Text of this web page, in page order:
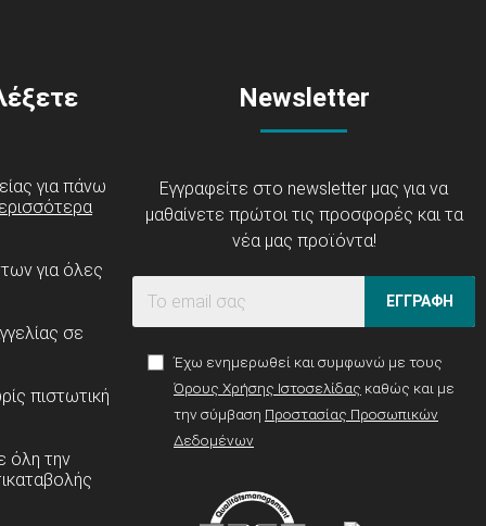
για πάνω
για όλες
σε
πιστωτική
όλη την
Newsletter
Εγγραφείτε στο newsletter μας για να
μαθαίνετε πρώτοι τις προσφορές και τα
νέα μας προϊόντα!
ΕΓΓΡΑΦΗ
Έχω ενημερωθεί και συμφωνώ με τους
Όρους Χρήσης Ιστοσελίδας καθώς και με
την σύμβαση Προστασίας Προσωπικών
Δεδομένων